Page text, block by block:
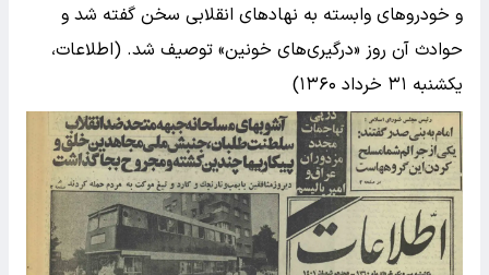
و خودروهای وابسته به نهادهای انقلابی سخن گفته شد و
حوادث آن روز «درگیری‌های خونین» توصیف شد. (اطلاعات،
یکشنبه ۳۱ خرداد ۱۳۶۰)